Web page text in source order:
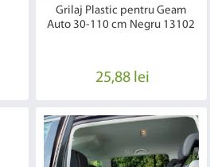
Grilaj Plastic pentru Geam
Auto 30-110 cm Negru 13102
25,88 lei